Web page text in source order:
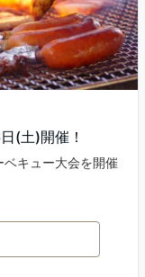
(土)開催！
キュー大会を開催